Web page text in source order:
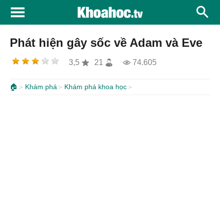
Phát hiện gây sốc về Adam và Eve
3,5 21 74.605
🏠 Khám phá Khám phá khoa học